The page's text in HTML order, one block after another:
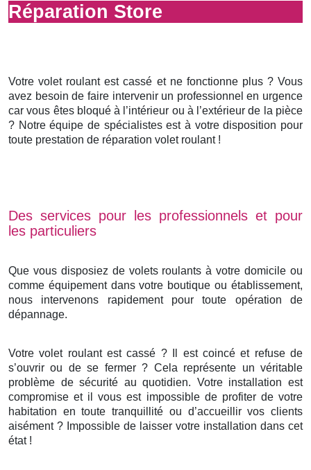
Réparation Store
Votre volet roulant est cassé et ne fonctionne plus ? Vous
avez besoin de faire intervenir un professionnel en urgence
car vous êtes bloqué à l’intérieur ou à l’extérieur de la pièce
? Notre équipe de spécialistes est à votre disposition pour
toute prestation de réparation volet roulant !
Des services pour les professionnels et pour
les particuliers
Que vous disposiez de volets roulants à votre domicile ou
comme équipement dans votre boutique ou établissement,
nous intervenons rapidement pour toute opération de
dépannage.
Votre volet roulant est cassé ? Il est coincé et refuse de
s’ouvrir ou de se fermer ? Cela représente un véritable
problème de sécurité au quotidien. Votre installation est
compromise et il vous est impossible de profiter de votre
habitation en toute tranquillité ou d’accueillir vos clients
aisément ? Impossible de laisser votre installation dans cet
état !